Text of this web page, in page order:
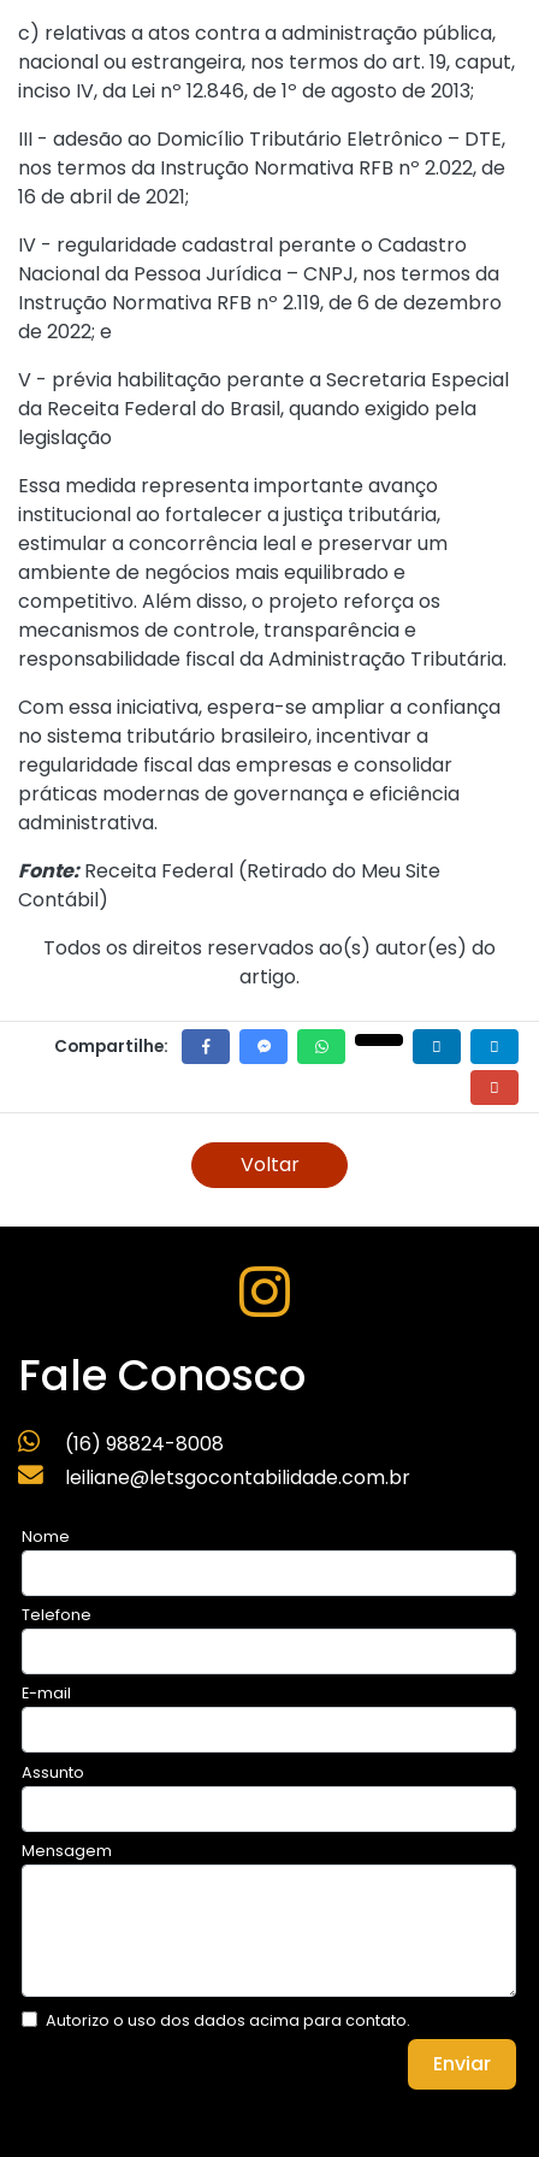
c) relativas a atos contra a administração pública,
nacional ou estrangeira, nos termos do art. 19, caput,
inciso IV, da Lei nº 12.846, de 1º de agosto de 2013;
III - adesão ao Domicílio Tributário Eletrônico – DTE,
nos termos da Instrução Normativa RFB nº 2.022, de
16 de abril de 2021;
IV - regularidade cadastral perante o Cadastro
Nacional da Pessoa Jurídica – CNPJ, nos termos da
Instrução Normativa RFB nº 2.119, de 6 de dezembro
de 2022; e
V - prévia habilitação perante a Secretaria Especial
da Receita Federal do Brasil, quando exigido pela
legislação
Essa medida representa importante avanço
institucional ao fortalecer a justiça tributária,
estimular a concorrência leal e preservar um
ambiente de negócios mais equilibrado e
competitivo. Além disso, o projeto reforça os
mecanismos de controle, transparência e
responsabilidade fiscal da Administração Tributária.
Com essa iniciativa, espera-se ampliar a confiança
no sistema tributário brasileiro, incentivar a
regularidade fiscal das empresas e consolidar
práticas modernas de governança e eficiência
administrativa.
Fonte:Receita Federal (Retirado do Meu Site
Contábil)
Todos os direitos reservados ao(s) autor(es) do
artigo.
Compartilhe:
Voltar
Fale Conosco
(16) 98824-8008
leiliane@letsgocontabilidade.com.br
Nome
Telefone
E-mail
Assunto
Mensagem
Autorizo o uso dos dados acima para contato.
Enviar